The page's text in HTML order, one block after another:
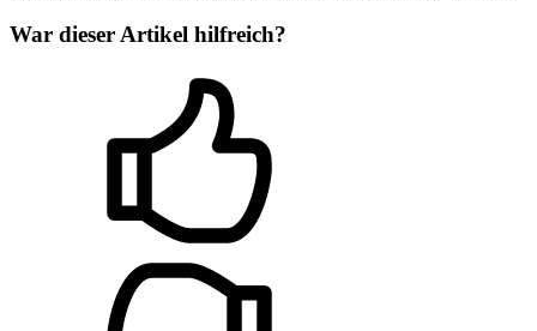
War dieser Artikel hilfreich?